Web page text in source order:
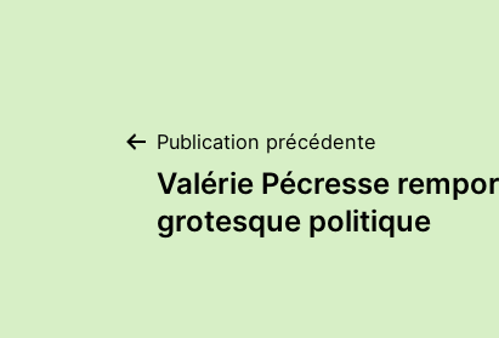
Navigation
de
Publication précédente
Valérie Pécresse
grotesque politique